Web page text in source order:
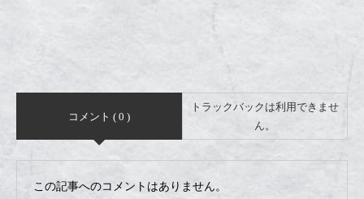
コメント ( 0 )
トラックバックは利用できませ
ん。
この記事へのコメントはありません。